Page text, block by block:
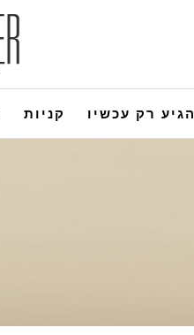
הגיע רק עכשיו קניות